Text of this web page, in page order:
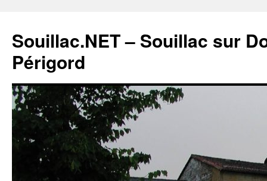
Souillac.NET – Souillac sur
Périgord